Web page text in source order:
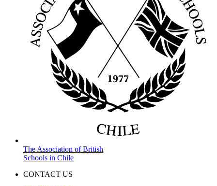
The Association of British
Schools in Chile
CONTACT US